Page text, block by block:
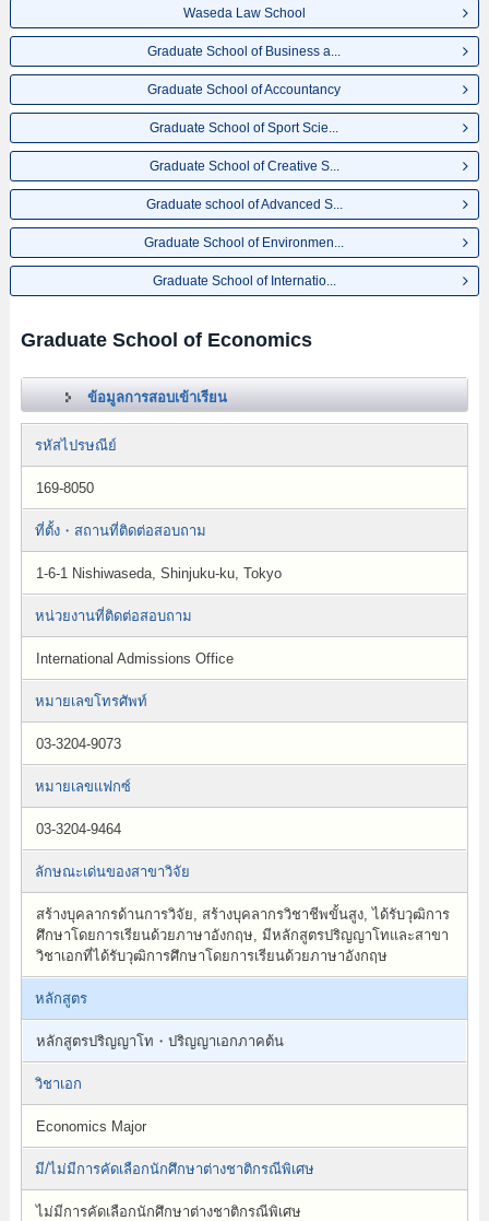
Waseda Law School
Graduate School of Business a...
Graduate School of Accountancy
Graduate School of Sport Scie...
Graduate School of Creative S...
Graduate school of Advanced S...
Graduate School of Environmen...
Graduate School of Internatio...
Graduate School of Economics
ข้อมูลการสอบเข้าเรียน
รหัสไปรษณีย์
169-8050
ที่ตั้ง・สถานที่ติดต่อสอบถาม
1-6-1 Nishiwaseda, Shinjuku-ku, Tokyo
หน่วยงานที่ติดต่อสอบถาม
International Admissions Office
หมายเลขโทรศัพท์
03-3204-9073
หมายเลขแฟกซ์
03-3204-9464
ลักษณะเด่นของสาขาวิจัย
สร้างบุคลากรด้านการวิจัย, สร้างบุคลากรวิชาชีพขั้นสูง, ได้รับวุฒิการ
ศึกษาโดยการเรียนด้วยภาษาอังกฤษ, มีหลักสูตรปริญญาโทและสาขา
วิชาเอกที่ได้รับวุฒิการศึกษาโดยการเรียนด้วยภาษาอังกฤษ
หลักสูตร
หลักสูตรปริญญาโท・ปริญญาเอกภาคต้น
วิชาเอก
Economics Major
มี/ไม่มีการคัดเลือกนักศึกษาต่างชาติกรณีพิเศษ
ไม่มีการคัดเลือกนักศึกษาต่างชาติกรณีพิเศษ